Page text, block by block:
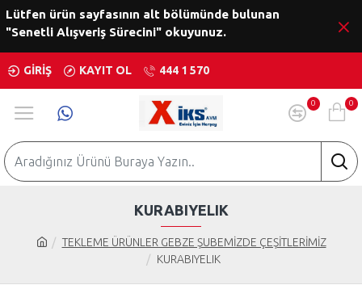
Lütfen ürün sayfasının alt bölümünde bulunan
"Senetli Alışveriş Sürecini" okuyunuz.
GIRIŞ KAYIT OL 444 1 570
0 0
TEKLEME ÜRÜNLER GEBZE ŞUBEMİZDE ÇEŞİTLERİMİZ
KURABIYELIK
KURABIYELIK